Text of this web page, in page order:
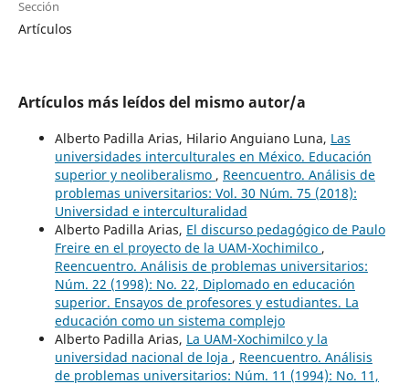
Sección
Artículos
Artículos más leídos del mismo autor/a
Alberto Padilla Arias, Hilario Anguiano Luna, Las
universidades interculturales en México. Educación
superior y neoliberalismo , Reencuentro. Análisis de
problemas universitarios: Vol. 30 Núm. 75 (2018):
Universidad e interculturalidad
Alberto Padilla Arias, El discurso pedagógico de Paulo
Freire en el proyecto de la UAM-Xochimilco ,
Reencuentro. Análisis de problemas universitarios:
Núm. 22 (1998): No. 22, Diplomado en educación
superior. Ensayos de profesores y estudiantes. La
educación como un sistema complejo
Alberto Padilla Arias, La UAM-Xochimilco y la
universidad nacional de loja , Reencuentro. Análisis
de problemas universitarios: Núm. 11 (1994): No. 11,